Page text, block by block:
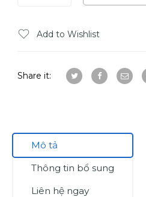
Add to Wishlist
Share it:
Mô tả
Thông tin bổ sung
Liên hệ ngay